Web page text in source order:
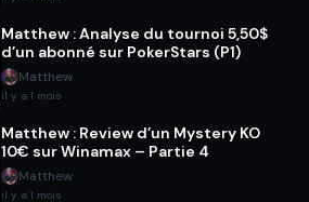
Matthew : Analyse du tournoi 5,50$
d’un abonné sur PokerStars (P1)
Matthew
il y a 1 mois
Matthew : Review d’un Mystery KO
10€ sur Winamax – Partie 4
Matthew
il y a 1 mois